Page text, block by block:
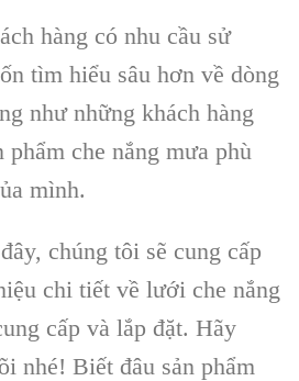
hàng có nhu cầu sử
tìm hiểu sâu hơn về dòng
như những khách hàng
che nắng mưa phù
mình.
chúng tôi sẽ cung cấp
chi tiết về lưới che nắng
cấp và lắp đặt. Hãy
nhé! Biết đâu sản phẩm